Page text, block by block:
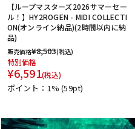
レコーディング機器
楽器アクセサリ
【ループマスターズ2026サマーセー
ル！】HY2ROGEN - MIDI COLLECTI
ON(オンライン納品)(2時間以内に納
品)
販売価格¥8,503(税込)
特別価格
¥6,591(税込)
ポイント：1%(59pt)